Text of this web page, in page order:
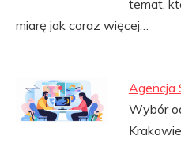
temat,
miarę jak coraz więcej…
Agencja
Wybór